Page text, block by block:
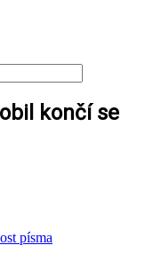
končí se
písma